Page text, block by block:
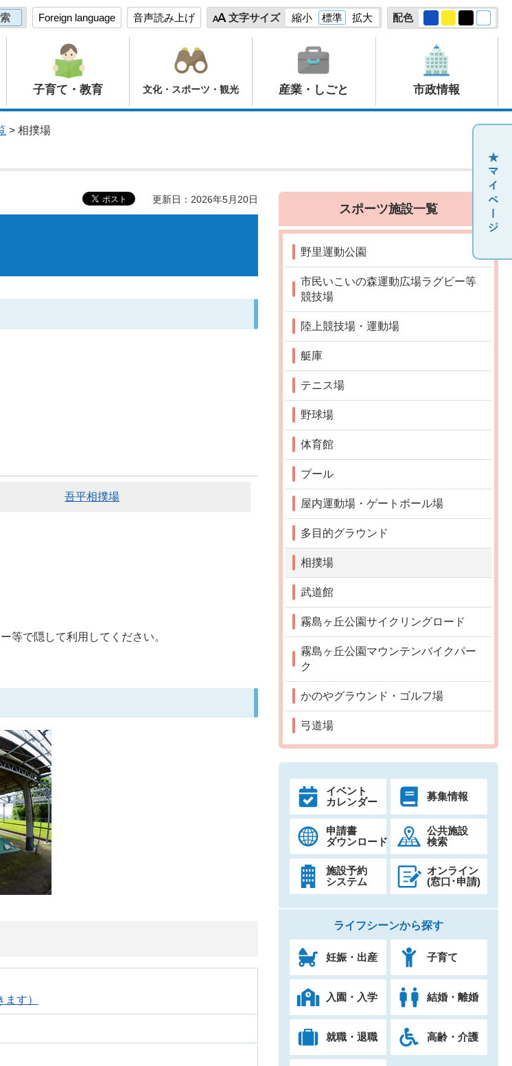
Foreign language 音声読み上げ 文字サイズ 縮小 標準 拡大 配色
子育て・教育 文化・スポーツ・観光 産業・しごと 市政情報
> 相撲場
更新日：2026年5月20日
吾平相撲場
等で隠して利用してください。
す）
スポーツ施設一覧
野里運動公園
市民いこいの森運動広場ラグビー等
競技場
陸上競技場・運動場
艇庫
テニス場
野球場
体育館
プール
屋内運動場・ゲートボール場
多目的グラウンド
相撲場
武道館
霧島ヶ丘公園サイクリングロード
霧島ヶ丘公園マウンテンバイクパー
ク
かのやグラウンド・ゴルフ場
弓道場
イベント
カレンダー
募集情報
申請書
ダウンロード
公共施設
検索
施設予約
システム
オンライン
(窓口･申請)
ライフシーンから探す
妊娠・出産 子育て
入園・入学 結婚・離婚
就職・退職 高齢・介護